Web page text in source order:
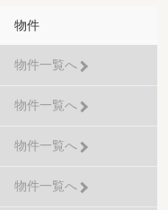
物件
物件一覧へ
物件一覧へ
物件一覧へ
物件一覧へ